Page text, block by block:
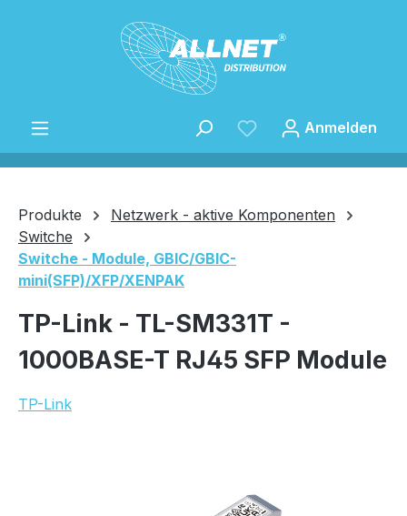
Zum Hauptinhalt springen
Anmelden
Produkte
Netzwerk - aktive Komponenten
Switche
Switche - Module, GBIC/GBIC-
mini(SFP)/XFP/XENPAK
TP-Link - TL-SM331T -
1000BASE-T RJ45 SFP Module
TP-Link